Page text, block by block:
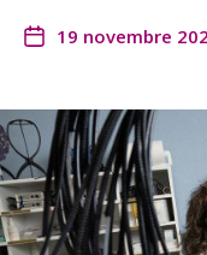
19 novembre